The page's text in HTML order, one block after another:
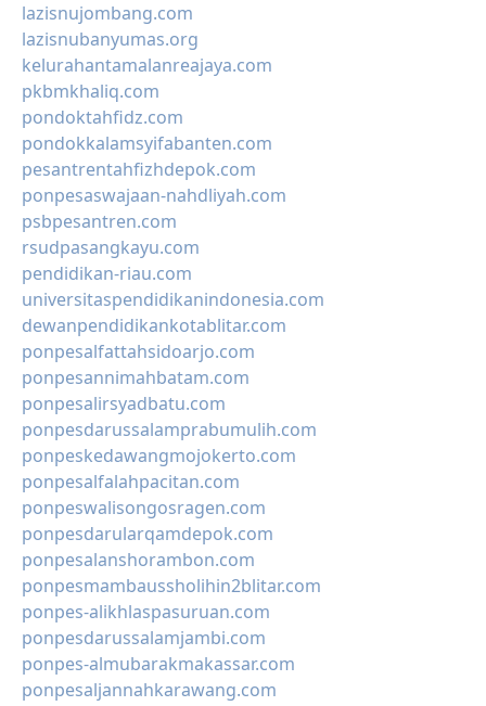
lazisnujombang.com
lazisnubanyumas.org
kelurahantamalanreajaya.com
pkbmkhaliq.com
pondoktahfidz.com
pondokkalamsyifabanten.com
pesantrentahfizhdepok.com
ponpesaswajaan-nahdliyah.com
psbpesantren.com
rsudpasangkayu.com
pendidikan-riau.com
universitaspendidikanindonesia.com
dewanpendidikankotablitar.com
ponpesalfattahsidoarjo.com
ponpesannimahbatam.com
ponpesalirsyadbatu.com
ponpesdarussalamprabumulih.com
ponpeskedawangmojokerto.com
ponpesalfalahpacitan.com
ponpeswalisongosragen.com
ponpesdarularqamdepok.com
ponpesalanshorambon.com
ponpesmambaussholihin2blitar.com
ponpes-alikhlaspasuruan.com
ponpesdarussalamjambi.com
ponpes-almubarakmakassar.com
ponpesaljannahkarawang.com